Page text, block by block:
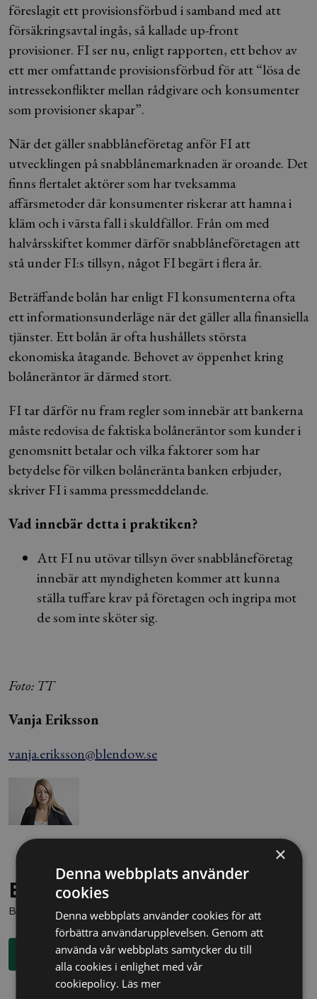
föreslagit ett provisionsförbud i samband med att
försäkringsavtal ingås, så kallade up-front
provisioner. FI ser nu, enligt rapporten, ett behov av
ett mer omfattande provisionsförbud för att “lösa de
intressekonflikter mellan rådgivare och konsumenter
som provisioner skapar”.
När det gäller snabblåneföretag anför FI att
utvecklingen på snabblånemarknaden är oroande. Det
finns flertalet aktörer som har tveksamma
affärsmetoder där konsumenter riskerar att hamna i
kläm och i värsta fall i skuldfällor. Från om med
halvårsskiftet kommer därför snabblåneföretagen att
stå under FI:s tillsyn, något FI begärt i flera år.
Beträffande bolån har enligt FI konsumenterna ofta
ett informationsunderläge när det gäller alla finansiella
tjänster. Ett bolån är ofta hushållets största
ekonomiska åtagande. Behovet av öppenhet kring
bolåneräntor är därmed stort.
FI tar därför nu fram regler som innebär att bankerna
måste redovisa de faktiska bolåneräntor som kunder i
genomsnitt betalar och vilka faktorer som har
betydelse för vilken bolåneränta banken erbjuder,
skriver FI i samma pressmeddelande.
Vad innebär detta i praktiken?
Att FI nu utövar tillsyn över snabblåneföretag
innebär att myndigheten kommer att kunna
ställa tuffare krav på företagen och ingripa mot
de som inte sköter sig.
Foto: TT
Vanja Eriksson
vanja.eriksson@blendow.se
Behöver du juridisk hjälp?
Boka en kostnadsfri konsultation direkt via knappen nedan.
Boka rådgivning
×
Denna webbplats använder
cookies
Denna webbplats använder cookies för att
förbättra användarupplevelsen. Genom att
använda vår webbplats samtycker du till
alla cookies i enlighet med vår
cookiepolicy. Läs mer